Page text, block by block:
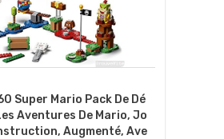
Super Mario Pack De Dé
Aventures De Mario, Jo
Augmenté, Ave